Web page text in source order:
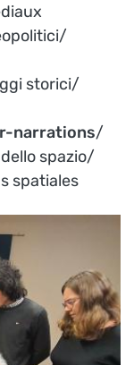
storici/
narrations/
spazio/
spatiales